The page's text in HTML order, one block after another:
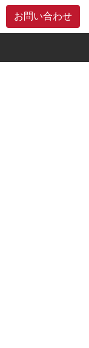
お問い合わせ